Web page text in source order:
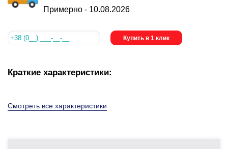
Примерно - 10.08.2026
Купить в 1 клик
Краткие характеристики:
Смотреть все характеристики